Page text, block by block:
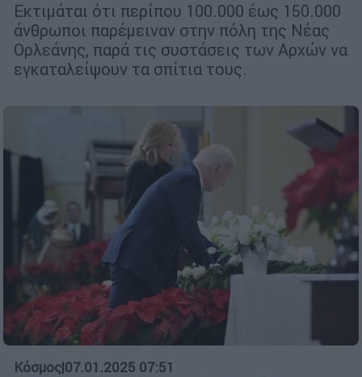
Εκτιμάται ότι περίπου 100.000 έως 150.000
άνθρωποι παρέμειναν στην πόλη της Νέας
Ορλεάνης, παρά τις συστάσεις των Αρχών να
εγκαταλείψουν τα σπίτια τους.
Κόσμος|07.01.2025 07:51